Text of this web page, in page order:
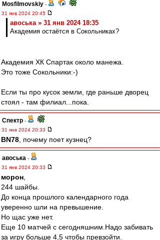
Mosfilmovskiy -
31 янв 2024 20:45
авоська » 31 янв 2024 18:35
Академия остаётся в Сокольниках?
Академия ХК Спартак около манежа.
Это тоже Сокольники:-)
Если ты про кусок земли, где раньше дворец
стоял - там филиал...пока.
Спектр -
31 янв 2024 20:33
BN78 , почему поет кузнец?
авоська -
31 янв 2024 20:33
морон
244 шайбы.
До конца прошлого календарного года
уверенно шли на превышение.
Но щас уже нет.
Еще 10 матчей с сегодняшним.Надо забивать
за игру больше 4,5 чтобы превзойти.